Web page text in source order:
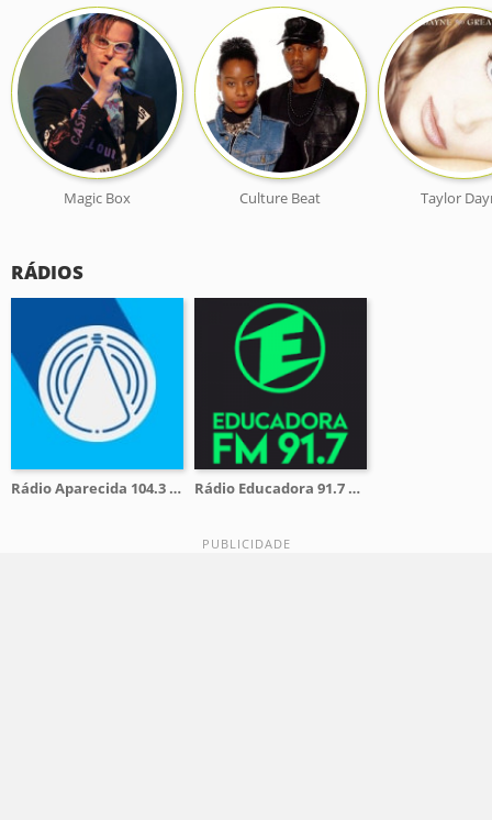
Magic Box Culture Beat Taylor
RÁDIOS
Rádio Aparecida 104.3 FM Rádio Educadora 91.7 FM